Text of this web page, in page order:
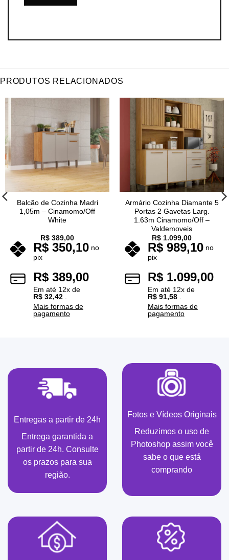
PRODUTOS RELACIONADOS
Balcão de Cozinha Madri
1,05m – Cinamomo/Off
White
R$ 389,00
R$350,10 no
pix
R$389,00
Em até 12x de
R$32,42.
Mais formas de
pagamento
Armário Cozinha Diamante 5
Portas 2 Gavetas Larg.
1.63m Cinamomo/Off –
Valdemoveis
R$ 1.099,00
R$989,10 no
pix
R$1.099,00
Em até 12x de
R$91,58.
Mais formas de
pagamento
Entregas a partir de 24h
Entrega garantida a
partir de 24h. Consulte
os prazos para sua
região.
Fotos e Vídeos Originais
Reduzimos o uso de
Photoshop assim você
sabe o que está
comprando